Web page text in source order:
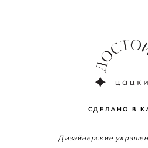
СДЕЛАНО В
Дизайнерские